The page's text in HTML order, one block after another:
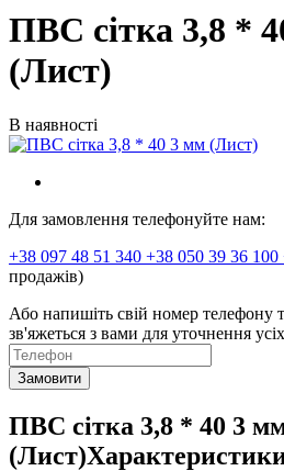
ПВС сітка 3,8 *
(Лист)
В наявності
Для замовлення телефонуйте нам:
+38 097 48 51 340 +38 050 39 36
продажів)
Або напишіть свій номер телефону
зв'яжеться з вами для уточнення
Замовити
ПВС сітка 3,8 * 40 3